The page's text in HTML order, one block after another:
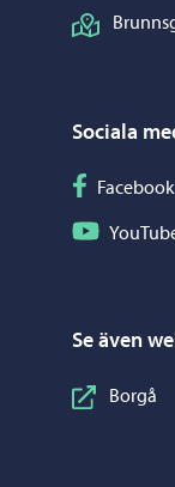
Sociala
Följ på
Facebook
Följ på
Se även
Borgå